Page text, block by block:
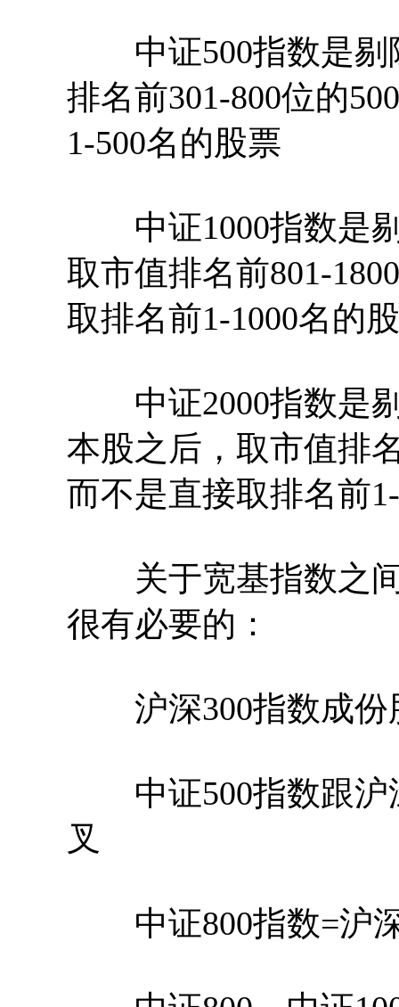
中证500指数是剔
排名前301-800位的
1-500名的股票
中证1000指数是剔
取市值排名前801-
取排名前1-1000名的
中证2000指数是剔
本股之后，取市值排
而不是直接取排名前
关于宽基指数之间
很有必要的：
沪深300指数成份
中证500指数跟沪
叉
中证800指数=沪深